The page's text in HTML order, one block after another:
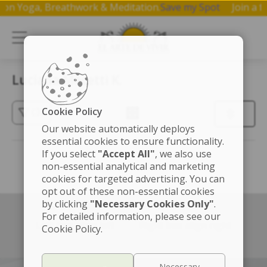
on Yoga, Breathwork & Meditation.Save my Spot Join
Luciana Macetti K.
(3)
Left box align left Right box align right
Cookie Policy
Our website automatically deploys
essential cookies to ensure functionality.
If you select "Accept All", we also use
non-essential analytical and marketing
cookies for targeted advertising. You can
opt out of these non-essential cookies
by clicking "Necessary Cookies Only".
For detailed information, please see our
Cookie Policy.